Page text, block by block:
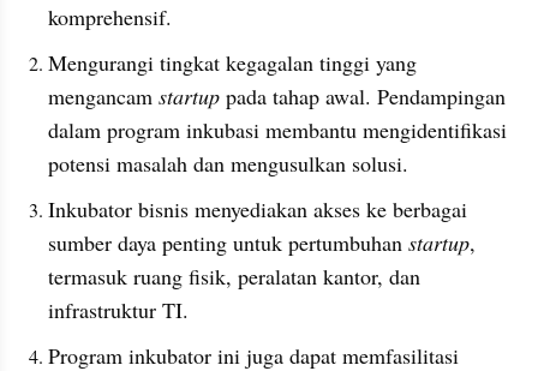
komprehensif.
Mengurangi tingkat kegagalan tinggi yang
mengancam startup pada tahap awal. Pendampingan
dalam program inkubasi membantu mengidentifikasi
potensi masalah dan mengusulkan solusi.
Inkubator bisnis menyediakan akses ke berbagai
sumber daya penting untuk pertumbuhan startup,
termasuk ruang fisik, peralatan kantor, dan
infrastruktur TI.
Program inkubator ini juga dapat memfasilitasi